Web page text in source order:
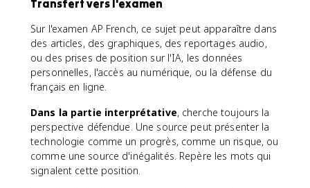
Transfert vers l'examen
Sur l'examen AP French, ce sujet peut apparaître dans
des articles, des graphiques, des reportages audio,
ou des prises de position sur l'IA, les données
personnelles, l'accès au numérique, ou la défense du
français en ligne.
Dans la partie interprétative, cherche toujours la
perspective défendue. Une source peut présenter la
technologie comme un progrès, comme un risque, ou
comme une source d'inégalités. Repère les mots qui
signalent cette position.